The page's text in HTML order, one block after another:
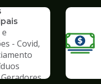
- Covid,